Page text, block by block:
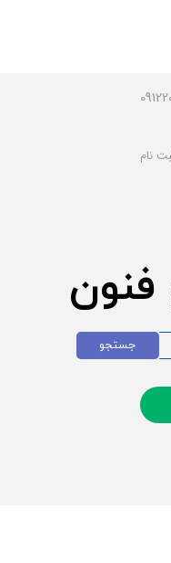
فنون
نام
جستجو